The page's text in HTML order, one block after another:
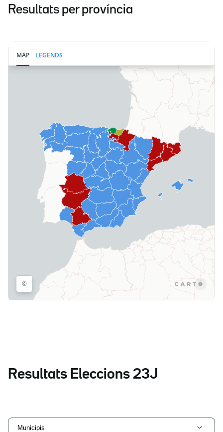
Resultats per província
Resultats Eleccions 23J
Municipis